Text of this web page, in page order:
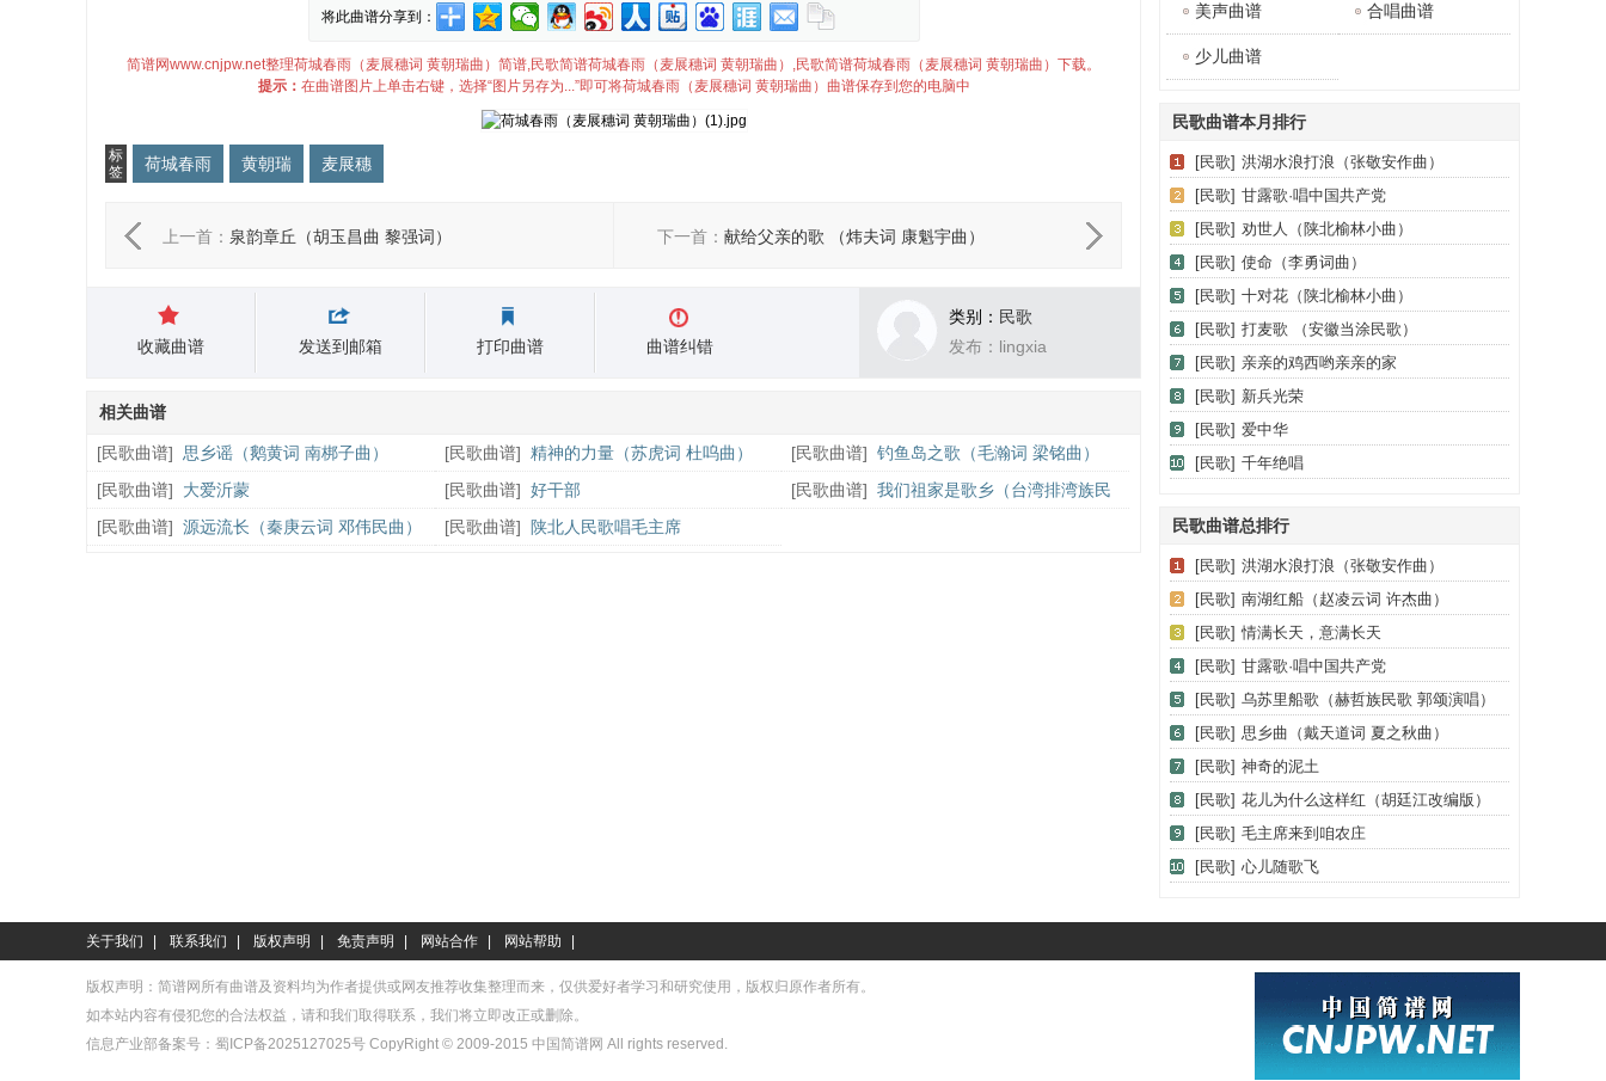
将此曲谱分享到：
简谱网www.cnjpw.net整理荷城春雨（麦展穗词 黄朝瑞曲）简谱,民歌简谱荷城春雨（麦展穗词 黄朝瑞曲）,民歌简谱荷城春雨（麦展穗词 黄朝瑞曲）下载。
提示： 在曲谱图片上单击右键，选择“图片另存为...”即可将荷城春雨（麦展穗词 黄朝瑞曲）曲谱保存到您的电脑中
标
签
荷城春雨 黄朝瑞 麦展穗
上一首： 泉韵章丘（胡玉昌曲 黎强词） 下一首： 献给父亲的歌 （炜夫词 康魁宇曲）
收藏曲谱 发送到邮箱 打印曲谱 曲谱纠错
类别： 民歌
发布：lingxia
相关曲谱
[民歌曲谱] 思乡谣（鹅黄词 南梆子曲） [民歌曲谱] 精神的力量（苏虎词 杜呜曲） [民歌曲谱] 钓鱼岛之歌（毛瀚词 梁铭曲）
[民歌曲谱] 大爱沂蒙 [民歌曲谱] 好干部 [民歌曲谱] 我们祖家是歌乡（台湾排湾族民
[民歌曲谱] 源远流长（秦庚云词 邓伟民曲） [民歌曲谱] 陕北人民歌唱毛主席
美声曲谱 合唱曲谱
少儿曲谱
民歌曲谱本月排行
[民歌] 洪湖水浪打浪（张敬安作曲）
[民歌] 甘露歌·唱中国共产党
[民歌] 劝世人（陕北榆林小曲）
[民歌] 使命（李勇词曲）
[民歌] 十对花（陕北榆林小曲）
[民歌] 打麦歌 （安徽当涂民歌）
[民歌] 亲亲的鸡西哟亲亲的家
[民歌] 新兵光荣
[民歌] 爱中华
[民歌] 千年绝唱
民歌曲谱总排行
[民歌] 洪湖水浪打浪（张敬安作曲）
[民歌] 南湖红船（赵凌云词 许杰曲）
[民歌] 情满长天，意满长天
[民歌] 甘露歌·唱中国共产党
[民歌] 乌苏里船歌（赫哲族民歌 郭颂演唱）
[民歌] 思乡曲（戴天道词 夏之秋曲）
[民歌] 神奇的泥土
[民歌] 花儿为什么这样红（胡廷江改编版）
[民歌] 毛主席来到咱农庄
[民歌] 心儿随歌飞
关于我们 联系我们 版权声明 免责声明 网站合作 网站帮助
版权声明：简谱网所有曲谱及资料均为作者提供或网友推荐收集整理而来，仅供爱好者学习和研究使用，版权归原作者所有。
如本站内容有侵犯您的合法权益，请和我们取得联系，我们将立即改正或删除。
信息产业部备案号： 蜀ICP备2025127025号 CopyRight © 2009-2015 中国简谱网 All rights reserved.